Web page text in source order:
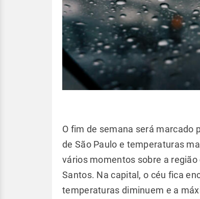
O fim de semana será marcado
de São Paulo e temperaturas
vários momentos sobre a
Santos. Na capital, o céu fica
temperaturas diminuem e a